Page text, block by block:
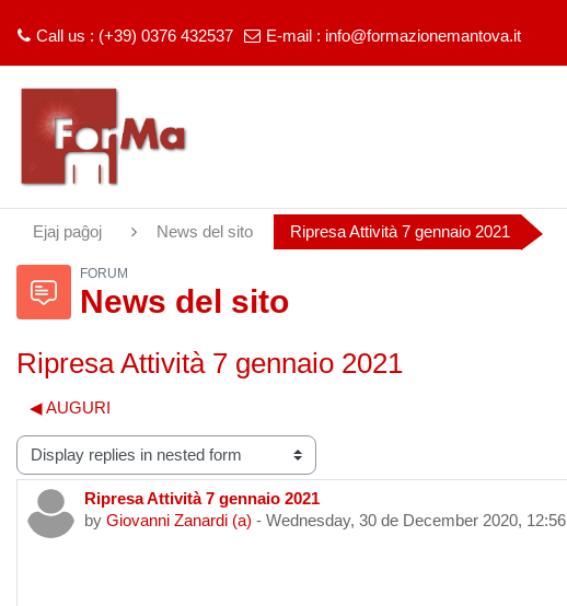
Call us : (+39) 0376 432537 E-mail : info@formazionemantova.it
Ejaj paĝoj News del sito Ripresa Attività 7 gennaio 2021
FORUM
News del sito
Ripresa Attività 7 gennaio 2021
◀︎ AUGURI
mode
Ripresa Attività 7 gennaio 2021
by Giovanni Zanardi (a) - Wednesday, 30 de December 2020, 12:56
Number of replies: 0